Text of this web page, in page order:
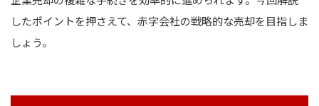
したポイントを押さえて、赤字会社の戦略的な売却を目指しま
しょう。